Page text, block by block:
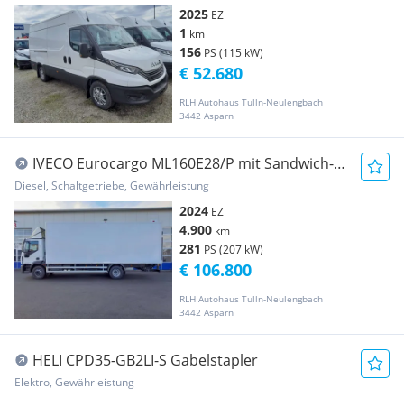
2025 EZ
1 km
156 PS (115 kW)
RLH Autohaus Tulln-Neulengbach
3442 Asparn
€ 52.680
IVECO Eurocargo ML160E28/P mit Sandwich-
Trockenfracht Koffer LKW über 3,5t
Diesel, Schaltgetriebe, Gewährleistung
2024 EZ
4.900 km
281 PS (207 kW)
RLH Autohaus Tulln-Neulengbach
3442 Asparn
€ 106.800
HELI CPD35-GB2LI-S Gabelstapler
Elektro, Gewährleistung